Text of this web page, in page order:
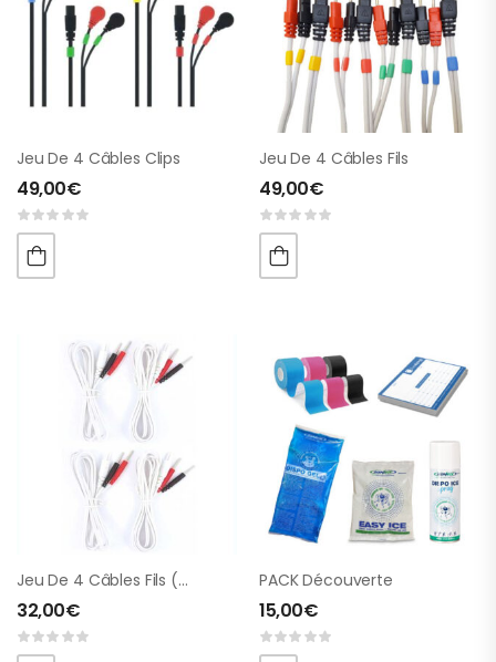
Jeu De 4 Câbles Clips
49,00€
Jeu De 4 Câbles Fils
49,00€
Jeu De 4 Câbles Fils (Neurotrac®)
32,00€
PACK Découverte
15,00€